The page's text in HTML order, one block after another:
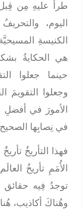
طرأ عليهِ مِن
اليوم،
الكنيسةِ
هي الحكايةُ
حينما جعلوا
وجعلوا التقويمَ
الأمورَ في أفضلِ
في نِصابِها الصحيح.
فهذا التأريخُ
الأُمَمِ تأريخُ
توجدُ فِيه
وهُناكَ أكاذيب،